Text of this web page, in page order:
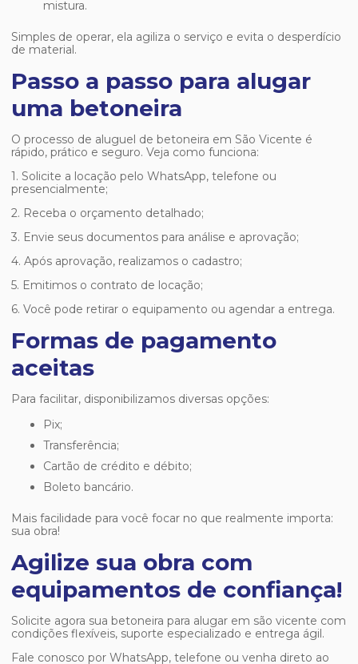
mistura.
Simples de operar, ela agiliza o serviço e evita o desperdício
de material.
Passo a passo para alugar
uma betoneira
O processo de aluguel de betoneira em São Vicente é
rápido, prático e seguro. Veja como funciona:
1. Solicite a locação pelo WhatsApp, telefone ou
presencialmente;
2. Receba o orçamento detalhado;
3. Envie seus documentos para análise e aprovação;
4. Após aprovação, realizamos o cadastro;
5. Emitimos o contrato de locação;
6. Você pode retirar o equipamento ou agendar a entrega.
Formas de pagamento
aceitas
Para facilitar, disponibilizamos diversas opções:
Pix;
Transferência;
Cartão de crédito e débito;
Boleto bancário.
Mais facilidade para você focar no que realmente importa:
sua obra!
Agilize sua obra com
equipamentos de confiança!
Solicite agora sua betoneira para alugar em são vicente com
condições flexíveis, suporte especializado e entrega ágil.
Fale conosco por WhatsApp, telefone ou venha direto ao